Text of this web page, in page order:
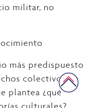
militar, no
más predispuesto
colectivos de
plantea ¿qué